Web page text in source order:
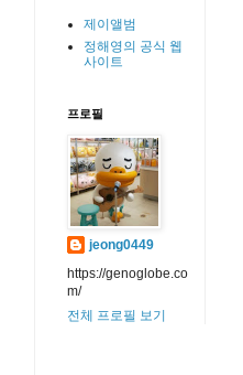
제이앨범
정해영의 공식 웹
사이트
프로필
jeong0449
https://genoglobe.co
m/
전체 프로필 보기